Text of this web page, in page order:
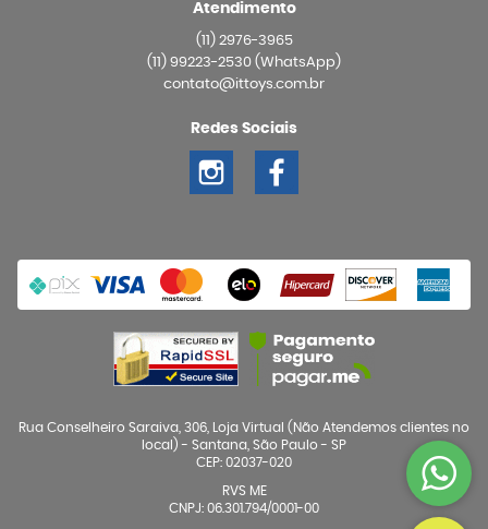
Atendimento
(11)2976-3965
(11) 99223-2530 (WhatsApp)
contato@ittoys.com.br
Redes Sociais
Rua Conselheiro Saraiva, 306, Loja Virtual (Não Atendemos clientes no
local) - Santana, São Paulo - SP
CEP: 02037-020
RVS ME
CNPJ: 06.301.794/0001-00